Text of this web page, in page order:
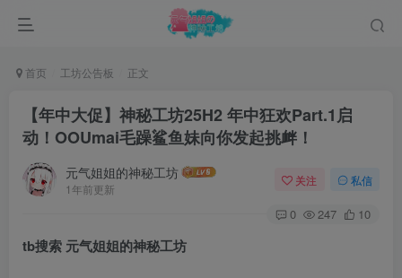
首页 工坊公告板 正文
【年中大促】神秘工坊25H2 年中狂欢Part.1启
动！OOUmai毛躁鲨鱼妹向你发起挑衅！
元气姐姐的神秘工坊
1年前更新
关注 私信
0 247 10
tb搜索 元气姐姐的神秘工坊